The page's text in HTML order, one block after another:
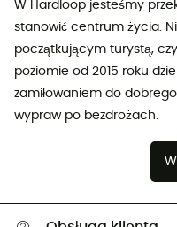
W Hardloop jesteśmy
stanowić centrum życia.
początkującym turystą,
poziomie od 2015 roku
zamiłowaniem do
wypraw po bezdrożach.